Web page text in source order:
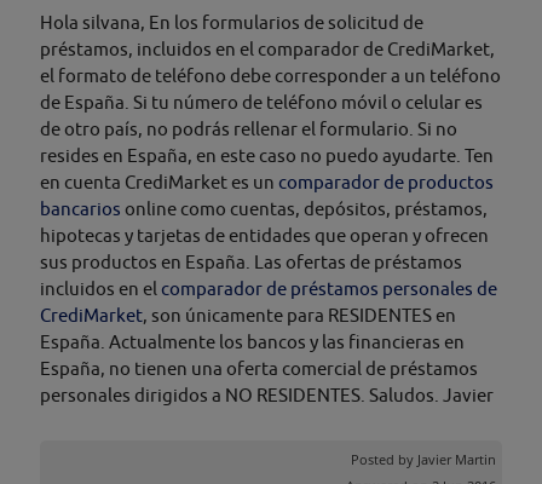
Hola silvana, En los formularios de solicitud de
préstamos, incluidos en el comparador de CrediMarket,
el formato de teléfono debe corresponder a un teléfono
de España. Si tu número de teléfono móvil o celular es
de otro país, no podrás rellenar el formulario. Si no
resides en España, en este caso no puedo ayudarte. Ten
en cuenta CrediMarket es un comparador de productos
bancarios online como cuentas, depósitos, préstamos,
hipotecas y tarjetas de entidades que operan y ofrecen
sus productos en España. Las ofertas de préstamos
incluidos en el comparador de préstamos personales de
CrediMarket, son únicamente para RESIDENTES en
España. Actualmente los bancos y las financieras en
España, no tienen una oferta comercial de préstamos
personales dirigidos a NO RESIDENTES. Saludos. Javier
Posted by Javier Martin